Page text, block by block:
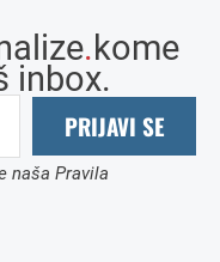
.kome
inbox.
PRIJAVI SE
naša Pravila